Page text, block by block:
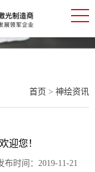
首页 > 神绘资讯
迎您！
时间：2019-11-21